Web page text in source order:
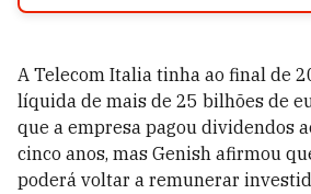
A Telecom Italia tinha ao final de
líquida de mais de 25 bilhões de
que a empresa pagou dividendos
cinco anos, mas Genish afirmou
poderá voltar a remunerar